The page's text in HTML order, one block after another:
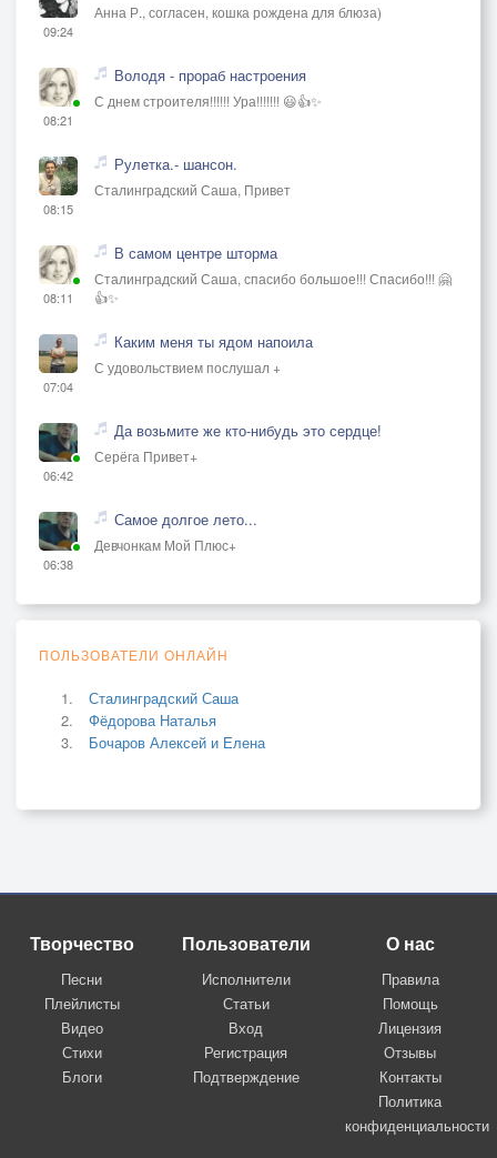
09:24
Анна Р., согласен, кошка рождена для блюза)
08:21
Володя - прораб настроения
С днем строителя!!!!!! Ура!!!!!!! 😃👍✨
08:15
Рулетка.- шансон.
Сталинградский Саша, Привет
08:11
В самом центре шторма
Сталинградский Саша, спасибо большое!!! Спасибо!!! 🤗
👍✨
07:04
Каким меня ты ядом напоила
С удовольствием послушал +
06:42
Да возьмите же кто-нибудь это сердце!
Серёга Привет+
06:38
Самое долгое лето...
Девчонкам Мой Плюс+
ПОЛЬЗОВАТЕЛИ ОНЛАЙН
Сталинградский Саша
Фёдорова Наталья
Бочаров Алексей и Елена
Творчество
Песни
Плейлисты
Видео
Стихи
Блоги
Пользователи
Исполнители
Статьи
Вход
Регистрация
Подтверждение
О нас
Правила
Помощь
Лицензия
Отзывы
Контакты
Политика
конфиденциальности